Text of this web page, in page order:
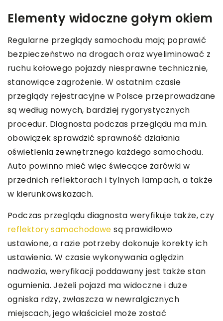
Elementy widoczne gołym okiem
Regularne przeglądy samochodu mają poprawić
bezpieczeństwo na drogach oraz wyeliminować z
ruchu kołowego pojazdy niesprawne technicznie,
stanowiące zagrożenie. W ostatnim czasie
przeglądy rejestracyjne w Polsce przeprowadzane
są według nowych, bardziej rygorystycznych
procedur. Diagnosta podczas przeglądu ma m.in.
obowiązek sprawdzić sprawność działania
oświetlenia zewnętrznego każdego samochodu.
Auto powinno mieć więc świecące żarówki w
przednich reflektorach i tylnych lampach, a także
w kierunkowskazach.
Podczas przeglądu diagnosta weryfikuje także, czy
reflektory samochodowe są prawidłowo
ustawione, a razie potrzeby dokonuje korekty ich
ustawienia. W czasie wykonywania oględzin
nadwozia, weryfikacji poddawany jest także stan
ogumienia. Jeżeli pojazd ma widoczne i duże
ogniska rdzy, zwłaszcza w newralgicznych
miejscach, jego właściciel może zostać